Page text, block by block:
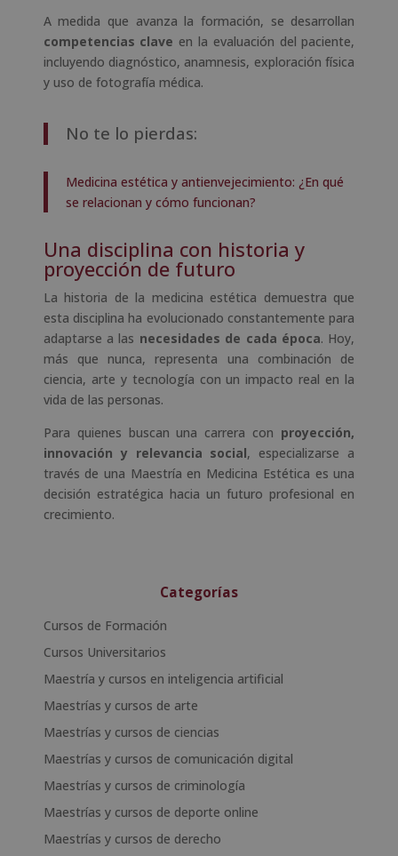
A medida que avanza la formación, se desarrollan
competencias clave en la evaluación del paciente,
incluyendo diagnóstico, anamnesis, exploración física
y uso de fotografía médica.
No te lo pierdas:
Medicina estética y antienvejecimiento: ¿En qué
se relacionan y cómo funcionan?
Una disciplina con historia y
proyección de futuro
La historia de la medicina estética demuestra que
esta disciplina ha evolucionado constantemente para
adaptarse a las necesidades de cada época. Hoy,
más que nunca, representa una combinación de
ciencia, arte y tecnología con un impacto real en la
vida de las personas.
Para quienes buscan una carrera con proyección,
innovación y relevancia social, especializarse a
través de una Maestría en Medicina Estética es una
decisión estratégica hacia un futuro profesional en
crecimiento.
Categorías
Cursos de Formación
Cursos Universitarios
Maestría y cursos en inteligencia artificial
Maestrías y cursos de arte
Maestrías y cursos de ciencias
Maestrías y cursos de comunicación digital
Maestrías y cursos de criminología
Maestrías y cursos de deporte online
Maestrías y cursos de derecho